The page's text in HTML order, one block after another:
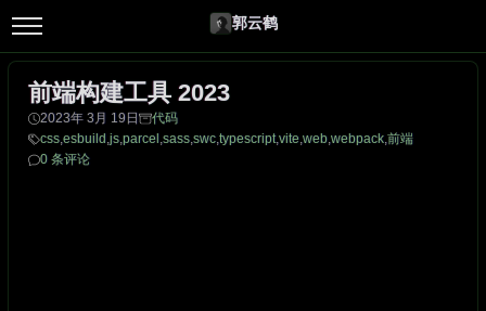
郭云鹤
前端构建工具 2023
2023年 3月 19日
代码
css,esbuild ,js,parcel ,sass,swc,typescript,vite,web,webpack,前端
0 条评论